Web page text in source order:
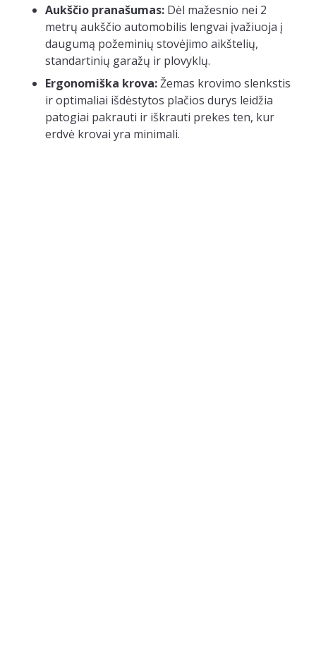
Aukščio pranašumas: Dėl mažesnio nei 2
metrų aukščio automobilis lengvai įvažiuoja į
daugumą požeminių stovėjimo aikštelių,
standartinių garažų ir plovyklų.
Ergonomiška krova:Žemas krovimo slenkstis
ir optimaliai išdėstytos plačios durys leidžia
patogiai pakrauti ir iškrauti prekes ten, kur
erdvė krovai yra minimali.